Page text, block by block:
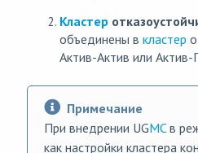
Кластер
объединены в кластер
Актив-Актив или Актив-
Примечание
При внедрении UGMCв
как настройки кластера